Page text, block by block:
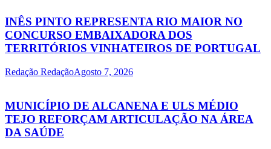
INÊS PINTO REPRESENTA RIO MAIOR NO
CONCURSO EMBAIXADORA DOS
TERRITÓRIOS VINHATEIROS DE PORTUGAL
Redação RedaçãoAgosto 7, 2026
MUNICÍPIO DE ALCANENA E ULS MÉDIO
TEJO REFORÇAM ARTICULAÇÃO NA ÁREA
DA SAÚDE